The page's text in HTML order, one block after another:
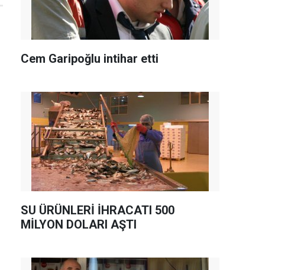
Cem Garipoğlu intihar etti
SU ÜRÜNLERİ İHRACATI 500
MİLYON DOLARI AŞTI